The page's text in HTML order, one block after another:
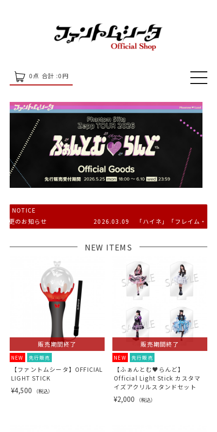
0点 合計 :0円
NOTICE
2026.03.09
「ハイネ」「フレイム・メドゥーサ」オフィシャルグ
2025.07.30 ご登録メールアドレスに関する重要なお知らせ
NEW ITEMS
販売期間終了
NEW 先行販売
【ファントムシータ】OFFICIAL
LIGHT STICK
¥4,500 （税込）
販売期間終了
NEW 先行販売
【ふぁんとむ♥らんど】
Official Light Stick カスタマ
イズアクリルスタンドセット
¥2,000 （税込）